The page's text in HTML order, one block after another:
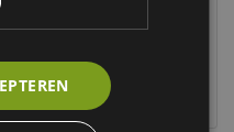
MSA katrol set